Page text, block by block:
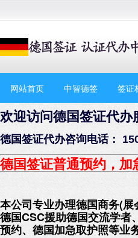
网站首页 中智德签 签证
欢迎访问德国签证代办
德国签证代办咨询电话：
德国签证普通预约，加
本公司专业办理德国商务(
德国CSC援助德国交流学者
预约、德国加急取护照等业务